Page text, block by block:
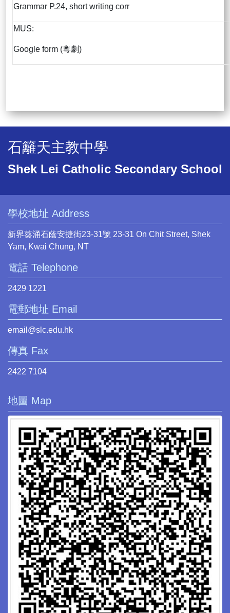
Grammar P.24, short writing corr
MUS:
Google form (粵劇)
石籬天主教中學
Shek Lei Catholic Secondary School
學校地址 Address
新界葵涌石蔭安捷街23-31號 23-31 On Chit Street, Shek
Yam, Kwai Chung, NT
電話 Telephone
2429 1221
電郵地址 Email
email@slc.edu.hk
傳真 Fax
2422 7104
地圖 Map